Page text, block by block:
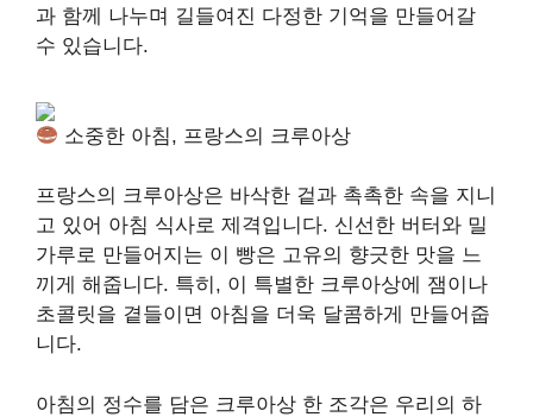
과 함께 나누며 길들여진 다정한 기억을 만들어갈
수 있습니다.
소중한 아침, 프랑스의 크루아상
프랑스의 크루아상은 바삭한 겉과 촉촉한 속을 지니
고 있어 아침 식사로 제격입니다. 신선한 버터와 밀
가루로 만들어지는 이 빵은 고유의 향긋한 맛을 느
끼게 해줍니다. 특히, 이 특별한 크루아상에 잼이나
초콜릿을 곁들이면 아침을 더욱 달콤하게 만들어줍
니다.
아침의 정수를 담은 크루아상 한 조각은 우리의 하